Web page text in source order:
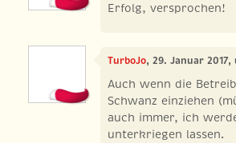
Erfolg, versprochen!
TurboJo, 29. Januar 2017,
Auch wenn die
Schwanz einziehen
auch immer, ich
unterkriegen lassen.